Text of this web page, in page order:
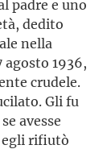
padre e uno
dedito
nella
agosto 1936,
crudele.
Gli fu
avesse
egli rifiutò